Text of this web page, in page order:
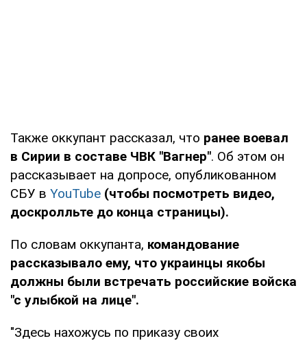
Также оккупант рассказал, что ранее воевал
в Сирии в составе ЧВК "Вагнер". Об этом он
рассказывает на допросе, опубликованном
СБУ в YouTube (чтобы посмотреть видео,
доскролльте до конца страницы).
По словам оккупанта, командование
рассказывало ему, что украинцы якобы
должны были встречать российские войска
"с улыбкой на лице".
"Здесь нахожусь по приказу своих